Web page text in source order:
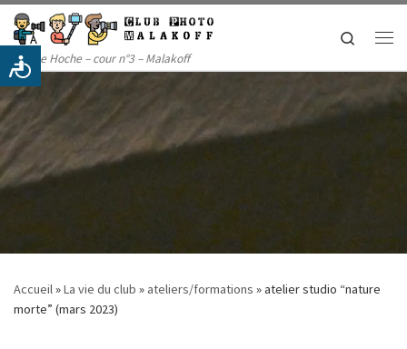
Passer au contenu
14 rue Hoche – cour n°3 – Malakoff
Search
Accueil»La vie du club » ateliers/formations »atelier studio “nature
morte” (mars 2023)